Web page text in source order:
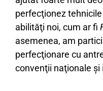
perfecţionez
abilităţi noi, cum ar fi
asemenea, am
perfecţionare cu
convenţii naţionale